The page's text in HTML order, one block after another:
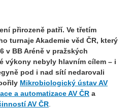
přirozeně patří. Ve třetím
turnaje Akademie věd ČR, který
v BB Aréně v pražských
výkony nebyly hlavním cílem – i
pod i nad sítí nedarovali
Mikrobiologický ústav AV
a automatizace AV ČR a
AV ČR.